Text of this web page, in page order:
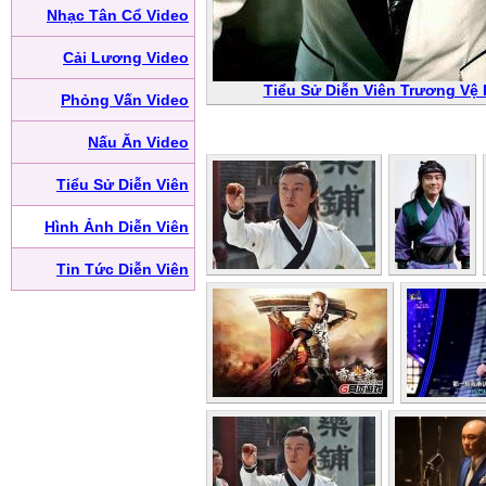
Nhạc Tân Cổ Video
Cải Lương Video
Phỏng Vấn Video
Nấu Ăn Video
Tiểu Sử Diễn Viên
Hình Ảnh Diễn Viên
Tin Tức Diễn Viên
Tiểu Sử Diễn Viên Trương Vệ